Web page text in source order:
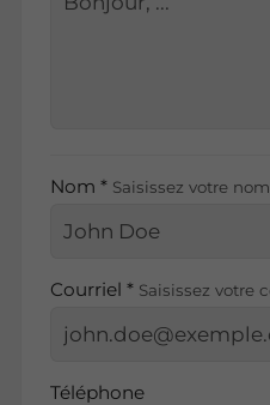
Nom * Saisissez votre
Courriel * Saisissez votre
Téléphone